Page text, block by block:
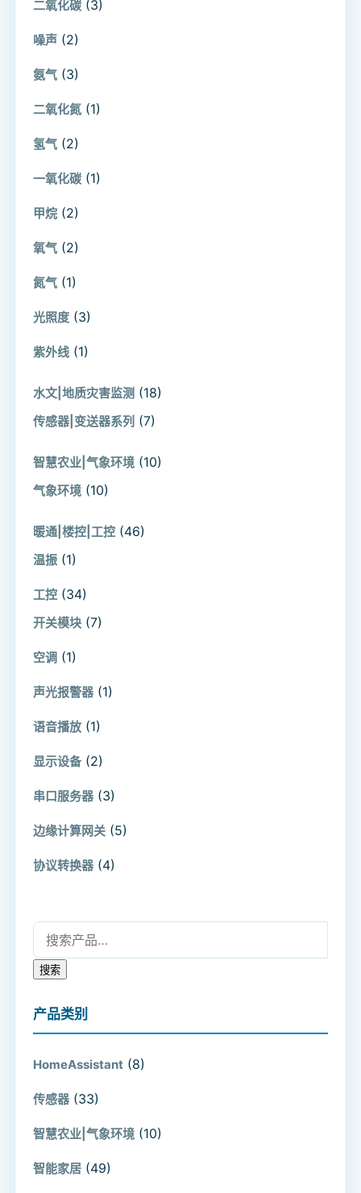
二氧化碳 (3)
噪声 (2)
氨气 (3)
二氧化氮 (1)
氢气 (2)
一氧化碳 (1)
甲烷 (2)
氧气 (2)
氮气 (1)
光照度 (3)
紫外线 (1)
水文|地质灾害监测 (18)
传感器|变送器系列 (7)
智慧农业|气象环境 (10)
气象环境 (10)
暖通|楼控|工控 (46)
温振 (1)
工控 (34)
开关模块 (7)
空调 (1)
声光报警器 (1)
语音播放 (1)
显示设备 (2)
串口服务器 (3)
边缘计算网关 (5)
协议转换器 (4)
搜索：
搜索
产品类别
HomeAssistant (8)
传感器 (33)
智慧农业|气象环境 (10)
智能家居 (49)